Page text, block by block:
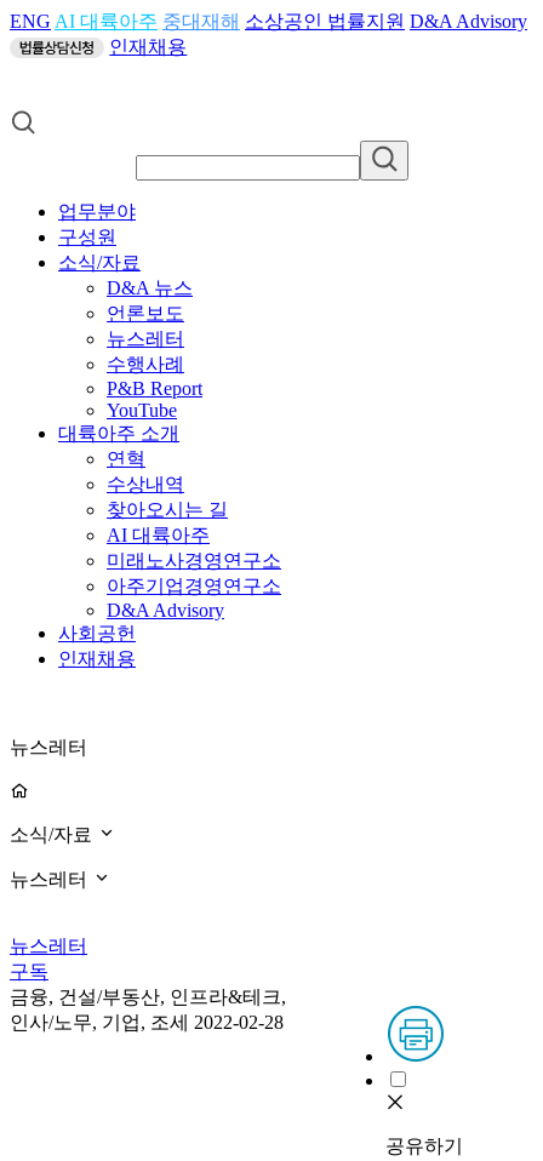
ENG AI 대륙아주 중대재해 소상공인 법률지원 D&A Advisory
인재채용
업무분야
구성원
소식/자료
D&A 뉴스
언론보도
뉴스레터
수행사례
P&B Report
YouTube
대륙아주 소개
연혁
수상내역
찾아오시는 길
AI 대륙아주
미래노사경영연구소
아주기업경영연구소
D&A Advisory
사회공헌
인재채용
뉴스레터
소식/자료
뉴스레터
뉴스레터
구독
금융, 건설/부동산, 인프라&테크,
인사/노무, 기업, 조세 2022-02-28
공유하기